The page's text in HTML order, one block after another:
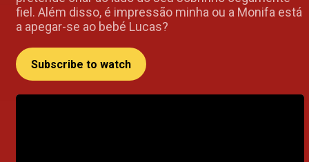
fiel. Além disso, é impressão minha ou a Monifa está
a apegar-se ao bebé Lucas?
Subscribe to watch